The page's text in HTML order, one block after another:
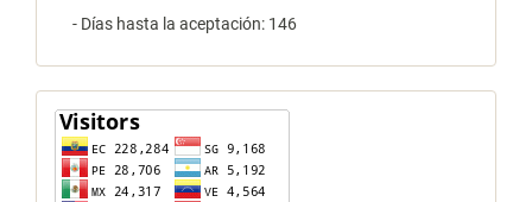
- Días hasta la aceptación: 146
contador